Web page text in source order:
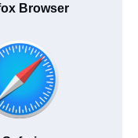
Browser